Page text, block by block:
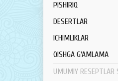
PISHIRIQ
DESERTLAR
ICHIMLIKLAR
QISHGA G'AMLAMA
UMUMIY RESEPTLAR